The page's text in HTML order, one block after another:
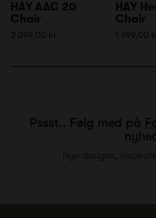
HAY AAC 20
Chair
3 099,00 kr
HAY
Chair
1 999,00
Pssst.. Følg med på
Nye designs,